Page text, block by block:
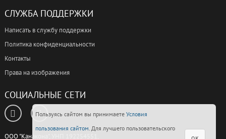
СЛУЖБА ПОДДЕРЖКИ
Написать в службу поддержки
Политика конфиденциальности
Контакты
Права на изображения
СОЦИАЛЬНЫЕ СЕТИ
ООО "Канакона", УНП 192254551,
Пользуясь сайтом вы принимаете Условия
пользования сайтом. Для лучшего пользовательского